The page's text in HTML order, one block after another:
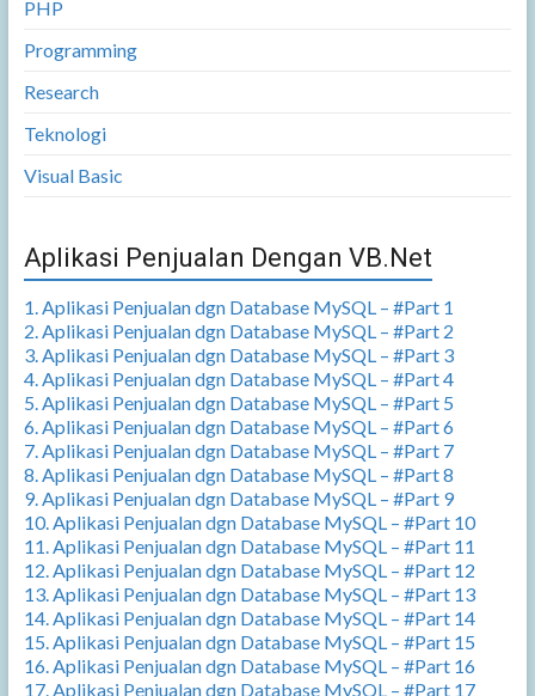
PHP
Programming
Research
Teknologi
Visual Basic
Aplikasi Penjualan Dengan VB.Net
1. Aplikasi Penjualan dgn Database MySQL – #Part 1
2. Aplikasi Penjualan dgn Database MySQL – #Part 2
3. Aplikasi Penjualan dgn Database MySQL – #Part 3
4. Aplikasi Penjualan dgn Database MySQL – #Part 4
5. Aplikasi Penjualan dgn Database MySQL – #Part 5
6. Aplikasi Penjualan dgn Database MySQL – #Part 6
7. Aplikasi Penjualan dgn Database MySQL – #Part 7
8. Aplikasi Penjualan dgn Database MySQL – #Part 8
9. Aplikasi Penjualan dgn Database MySQL – #Part 9
10. Aplikasi Penjualan dgn Database MySQL – #Part 10
11. Aplikasi Penjualan dgn Database MySQL – #Part 11
12. Aplikasi Penjualan dgn Database MySQL – #Part 12
13. Aplikasi Penjualan dgn Database MySQL – #Part 13
14. Aplikasi Penjualan dgn Database MySQL – #Part 14
15. Aplikasi Penjualan dgn Database MySQL – #Part 15
16. Aplikasi Penjualan dgn Database MySQL – #Part 16
17. Aplikasi Penjualan dgn Database MySQL – #Part 17